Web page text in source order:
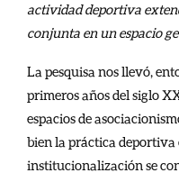
actividad deportiva
conjunta en un espacio
La pesquisa nos llevó,
primeros años del siglo
espacios de
bien la práctica
institucionalización se